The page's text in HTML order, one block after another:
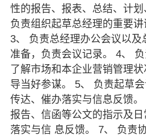
性的报告、报表、总结、计划
负责组织起草总经理的重要讲
3、 负责总经理办公会议以
准备，负责会议记录。 4、
了解市场和本企业营销管理
导当好参谋。 5、 负责起草
传达、催办落实与信息反馈。
报告、信函等公文的指示及
落实与信 息反馈。 7、 负责